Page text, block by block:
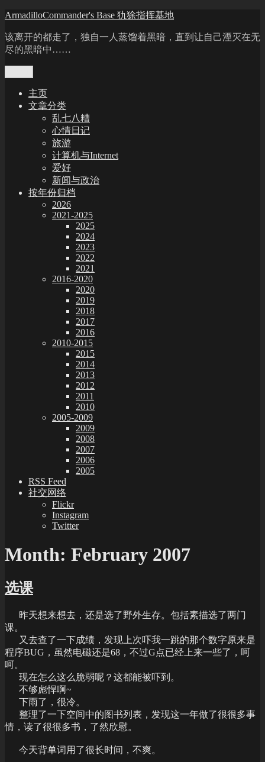
Skip
content
ArmadilloCommander's Base 犰狳指挥基地
该离开的都走了，独自一人蒸馏着黑暗，直到让自己湮灭在无
尽的黑暗中……
主页
文章分类
乱七八糟
心情日记
旅游
计算机与Internet
爱好
新闻与政治
按年份归档
2026
2021-2025
2025
2024
2023
2022
2021
2016-2020
2020
2019
2018
2017
2016
2010-2015
2015
2014
2013
2012
2011
2010
2005-2009
2009
2008
2007
2006
2005
RSS Feed
社交网络
Flickr
Instagram
Twitter
Month: February 2007
选课
昨天想来想去，还是选了野外生存。包括素描选了两门
课。
又去查了一下成绩，发现上次吓我一跳的那个数字原来是
程序BUG，虽然电磁还是68，不过G点已经上来一些了，呵
呵。
现在怎么这么脆弱呢？这都能被吓到。
不够彪悍啊~
下雨了，很冷。
整理了一下空间中的图书列表，发现这一年做了很很多事
情，读了很很多书，了然欣慰。
今天背单词用了很长时间，不爽。